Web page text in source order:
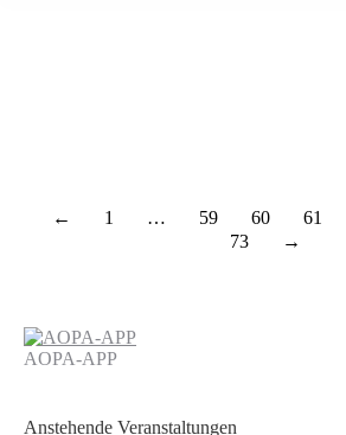
← 1 … 59 60 61
73
→
AOPA-APP
Anstehende Veranstaltungen